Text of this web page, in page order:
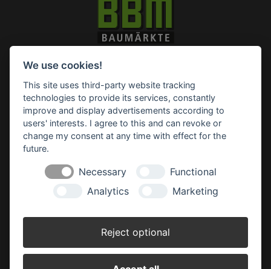
Cookie-Einstellungen ändern
BBM Baumarkt Rhauderfehn
Hagiusring 2
26817 Rhauderfehn
Fax: 04952 89903 290
rhauderfehn(at)bbm-baumarkt.de
8.00 - 19.00 Uhr
Samstag:
We use cookies!
This site uses third-party website tracking
technologies to provide its services, constantly
improve and display advertisements according to
users' interests. I agree to this and can revoke or
change my consent at any time with effect for the
future.
Necessary
Functional
Analytics
Marketing
Reject optional